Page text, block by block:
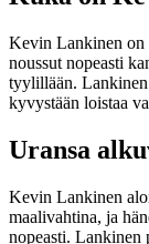
Kevin Lankinen on
noussut nopeasti
tyylillään. Lankinen
kyvystään loistaa
Uransa
Kevin Lankinen
maalivahtina, ja
nopeasti. Lankinen